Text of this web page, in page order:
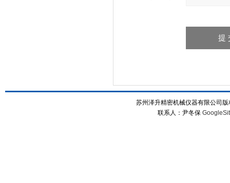
苏州泽升精密机械仪器有限公司
联系人：尹冬保